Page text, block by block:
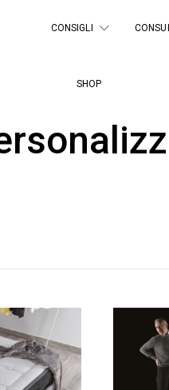
CONSIGLI
SHOP